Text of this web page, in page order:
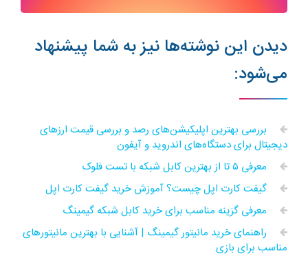
دیدن این نوشته‌ها نیز به شما پیشنهاد
می‌شود:
بررسی بهترین اپلیکیشن‌های رصد و بررسی قیمت ارزهای
دیجیتال برای دستگاه‌های اندروید و آیفون
معرفی ۵ تا از بهترین کابل شبکه با تست فلوک
گیفت کارت اپل چیست؟ آموزش خرید گیفت کارت اپل
معرفی گزینه مناسب برای خرید کابل شبکه گیمینگ
راهنمای خرید مانیتور گیمینگ | آشنایی با بهترین مانیتورهای
مناسب برای بازی